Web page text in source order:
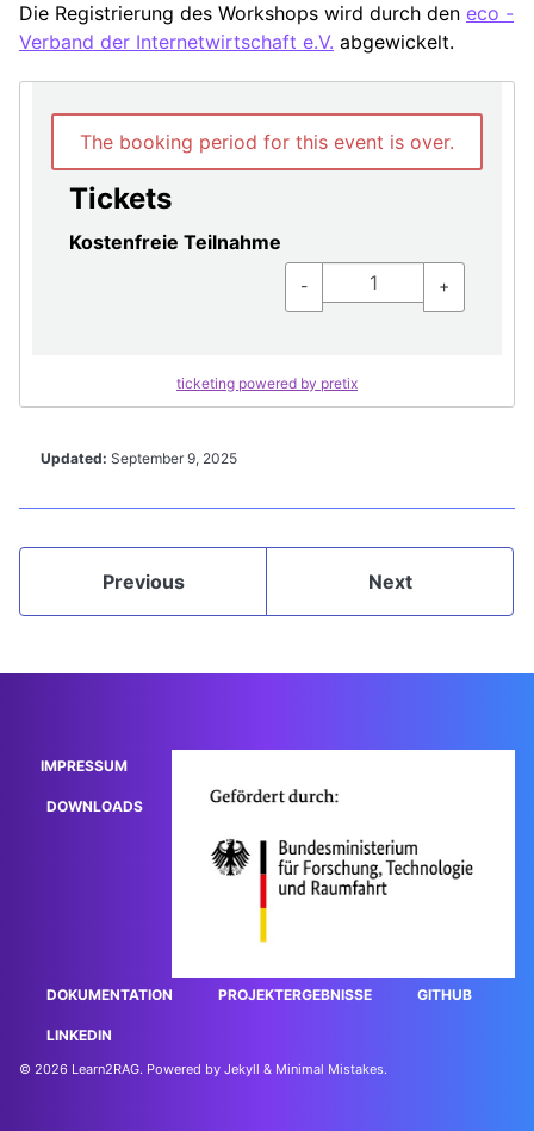
Die Registrierung des Workshops wird durch den eco -
Verband der Internetwirtschaft e.V. abgewickelt.
The booking period for this event is over.
Tickets
Kostenfreie Teilnahme
- +
ticketing powered by pretix
Updated: September 9, 2025
Previous Next
IMPRESSUM
DOWNLOADS
DOKUMENTATION PROJEKTERGEBNISSE GITHUB
LINKEDIN
© 2026 Learn2RAG. Powered by Jekyll & Minimal Mistakes.